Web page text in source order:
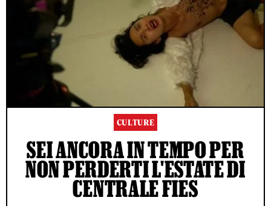
CULTURE
SEI ANCORA IN TEMPO PER
NON PERDERTI L'ESTATE DI
CENTRALE FIES